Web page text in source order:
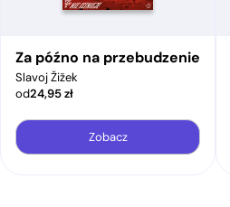
Za późno na przebudzenie
Slavoj Žižek
od24,95zł
Zobacz